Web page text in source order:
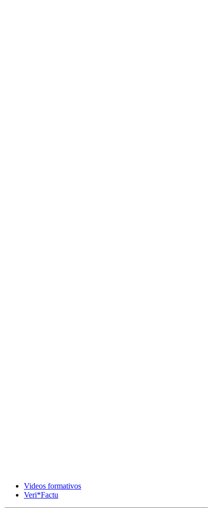
Videos formativos
Veri*Factu